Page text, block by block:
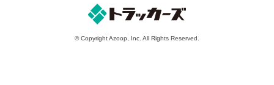
© Copyright Azoop, Inc. All Rights Reserved.